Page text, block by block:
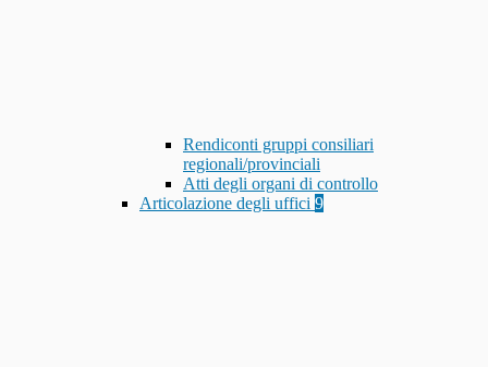
Rendiconti gruppi consiliari
regionali/provinciali
Atti degli organi di controllo
Articolazione degli uffici 9